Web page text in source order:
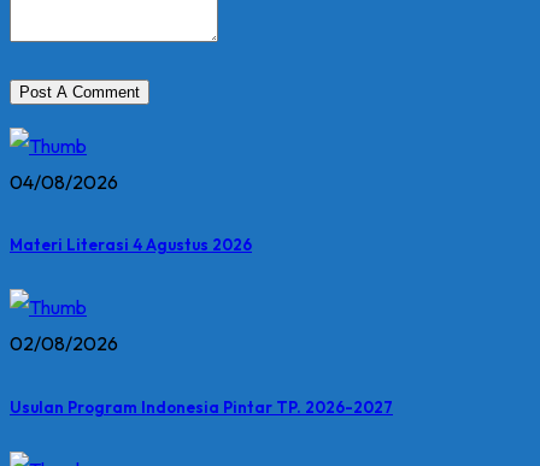
04/08/2026
Materi Literasi 4 Agustus 2026
02/08/2026
Usulan Program Indonesia Pintar TP. 2026-2027